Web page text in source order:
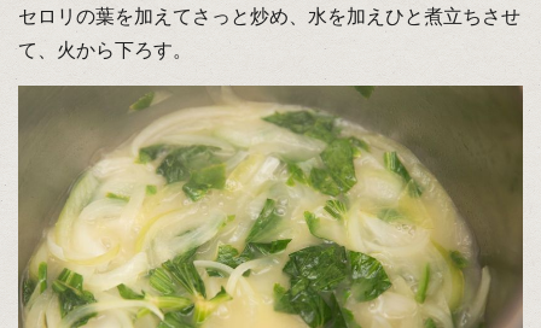
セロリの葉を加えてさっと炒め、水を加えひと煮立ちさせ
て、火から下ろす。